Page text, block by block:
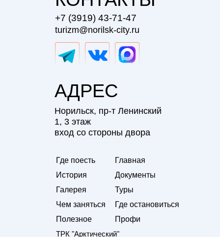
Перейти
Аквапарк
"Тропикана"
Плавательный
бассейн
Где остановиться
Туры
Профи
Чем заняться
Документы
Полезное
Главная
Галерея
История
ТРК "Арктический"
Где поесть
АДРЕС
Норильск, пр-т Ленинский
1, 3 этаж
вход со стороны двора
turizm@norilsk-city.ru
+7 (3919) 43-71-47